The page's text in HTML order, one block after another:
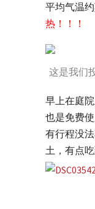
平均气温
热！！！
这是我们
早上在庭
也是免费
有行程没
土，有点